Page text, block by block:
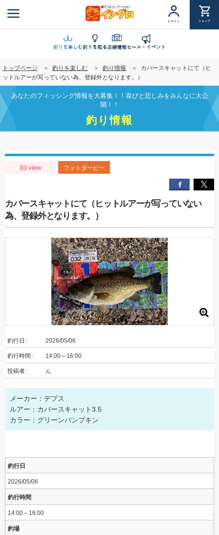
ン
ツ
移
動
ログイン ショップ
釣りを楽しむ釣りを知る店舗情報セール・イベント
トップページ 釣りを楽しむ 釣り情報
カバースキャットにて（ヒ
ットルアーが写っていない為、登録外となります。）
あなたのフィッシング情報を大募集！！喜びと悲しみをみんなに大公
開！！
釣り情報
83 view フォトダービー
カバースキャットにて（ヒットルアーが写っていない
為、登録外となります。）
釣行日 2026/05/06
釣行時間 14:00～16:00
投稿者 ん
メーカー：デプス
ルアー：カバースキャット3.5
カラー：グリーンパンプキン
釣行日
2026/05/06
釣行時間
14:00～16:00
釣場